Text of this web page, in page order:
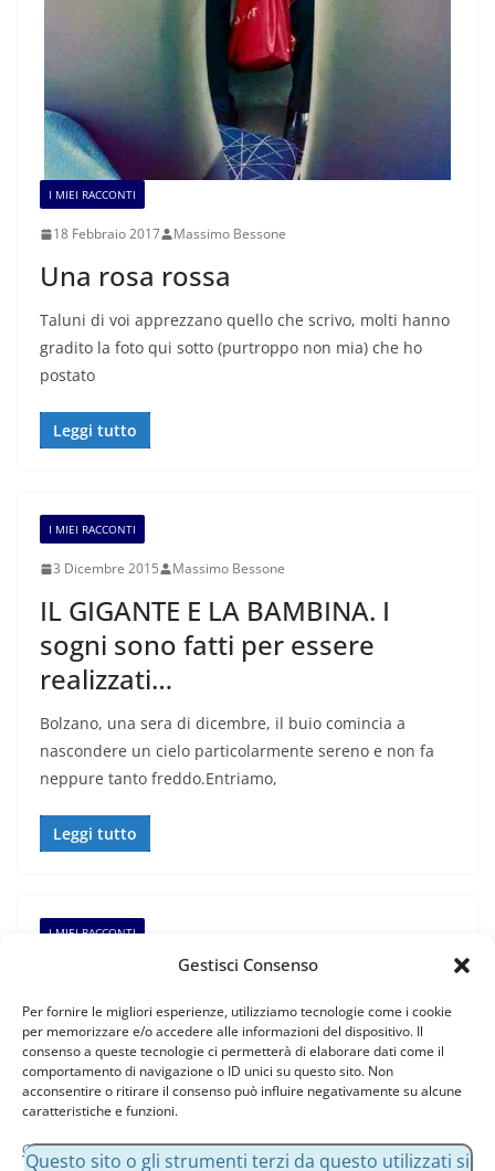
Gestisci Consenso
Per fornire le migliori esperienze, utilizziamo tecnologie come i cookie
per memorizzare e/o accedere alle informazioni del dispositivo. Il
consenso a queste tecnologie ci permetterà di elaborare dati come il
comportamento di navigazione o ID unici su questo sito. Non
acconsentire o ritirare il consenso può influire negativamente su alcune
caratteristiche e funzioni.
Gestisci servizi
I MIEI RACCONTI
18 Febbraio 2017 Massimo Bessone
Una rosa rossa
Taluni di voi apprezzano quello che scrivo, molti hanno
gradito la foto qui sotto (purtroppo non mia) che ho
postato
Leggi tutto
I MIEI RACCONTI
3 Dicembre 2015 Massimo Bessone
IL GIGANTE E LA BAMBINA. I
sogni sono fatti per essere
realizzati…
Bolzano, una sera di dicembre, il buio comincia a
nascondere un cielo particolarmente sereno e non fa
neppure tanto freddo.Entriamo,
Leggi tutto
I MIEI RACCONTI
Massimo Bessone
Il Natale e la teoria di Peppa Pig
Quattro candele, una affianco all’altra, tante varianti,
diversi colori, un unico significato scandire l’avvento
accendendo una candela alla volta, ogni
Questo sito o gli strumenti terzi da questo utilizzati si